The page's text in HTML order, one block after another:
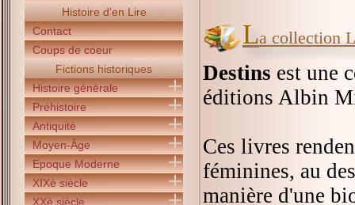
Histoire d'en Lire
Contact
Coups de coeur
Fictions historiques
Histoire générale
Préhistoire
Antiquité
Moyen-Âge
Epoque Moderne
XIXè siècle
XXè siècle
La collection
Destins est une
éditions Albin
Ces livres
féminines, au
manière d'une